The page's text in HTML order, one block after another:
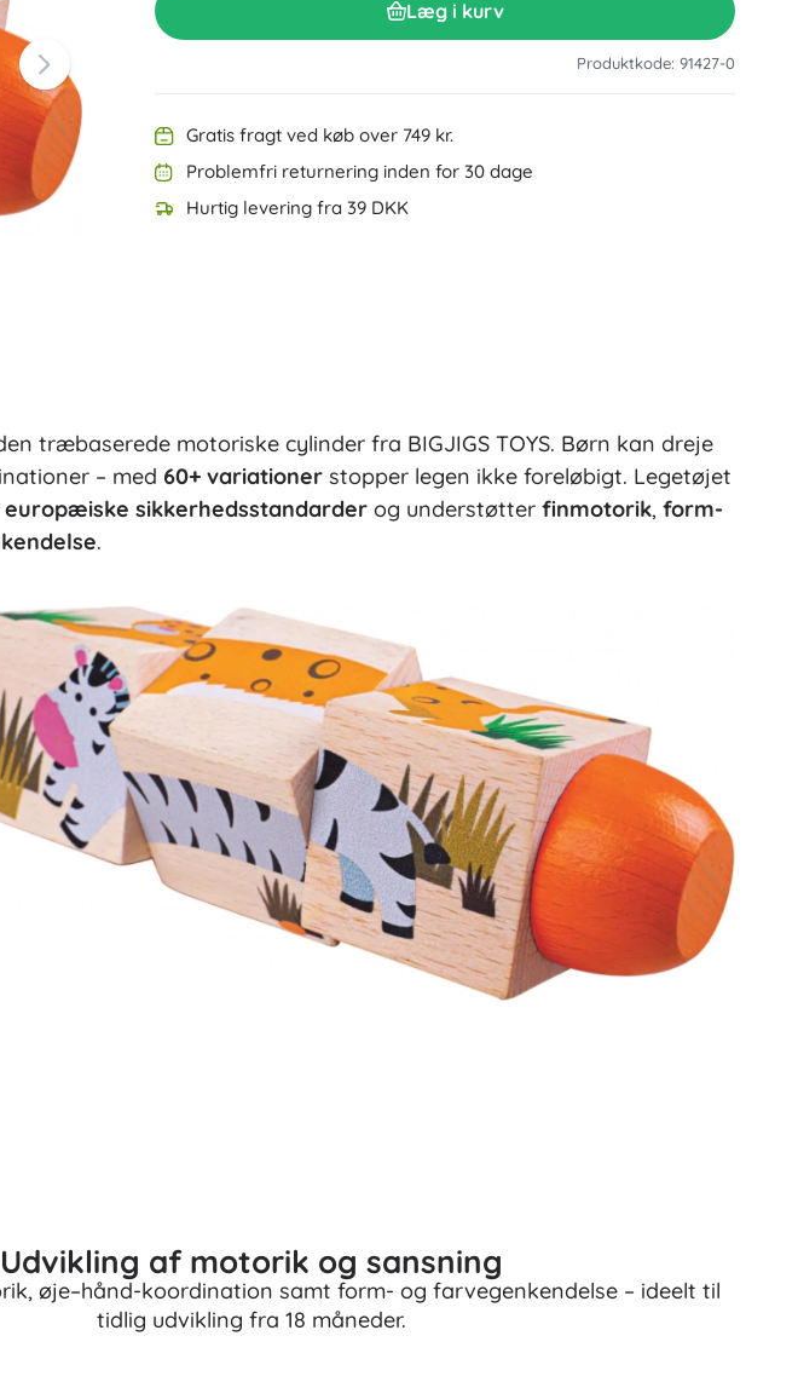
Tilbehør til håndvask
Bøger
Dekorationer
Læg i kurv
Produktkode: 91427-0
Gratis fragt ved køb over 749 kr.
Problemfri returnering inden for 30 dage
Hurtig levering fra 39 DKK
træbaserede motoriske cylinder fra BIGJIGS TOYS. Børn kan dreje
– med 60+ variationerstopper legen ikke foreløbigt. Legetøjet
europæiske sikkerhedsstandarder og understøtter finmotorik, form-
.
Udvikling af motorik og sansning
øje–hånd-koordination samt form- og farvegenkendelse – ideelt til
tidlig udvikling fra 18 måneder.